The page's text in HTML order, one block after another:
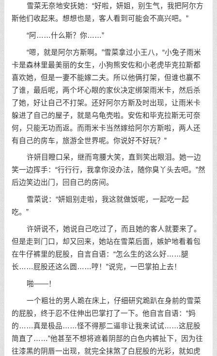
雪菜无奈地安抚她：“好啦，妍姐，别生气，我把阿尔方
斯他们收起来。想想也是，客人看到可能会不高兴吧。”
“阿……什么斯？你……”
“嗯，就是阿尔方斯啊。”雪菜拿过小王八，“小兔子雨米
卡是森林里最美丽的女生，小狗熊安佐和小老虎毕克拉斯都
喜欢她，但是一妻不能嫁二夫。所以他俩打架，但谁也赢不
了谁，最后呢，两个坏心眼的家伙决定绑架雨米卡，然后杀
了她，好让自己不打架。还好阿尔方斯及时出现，让雨米卡
躲进了自己的屋子，就是乌龟壳啦。安佐和毕克拉斯无可奈
何，只能无功而返。而雨米卡当然嫁给阿尔方斯啦，两人还
有自己的房车，旅游全世界呢。你说好不好玩？”
许妍目瞪口呆，继而弯腰大笑，直到笑出眼泪。她一边
笑一边挥手：“行行行，我拿你没办法，随你臭丫头去吧。”然
后边笑边出门，回自己的房间。
雪菜说：“妍姐别走啦，我这就做饭呢，一起吃一起
吃。”
许妍说不，她说自己吃过了，而且她的客人就要来了。
但是走到门口，却又回来，她站在雪菜后面，嫉妒地看着包
在牛仔裤里的屁股，自言自语：“怎么生的这么好……腿
长……屁股还这么圆……哼！”说完，一巴掌拍上去！
啪——！
一个粗壮的男人跪在床上，仔细研究跪趴在身前的雪菜
的屁股，终于忍不住伸出巴掌打了一下。他自言自语：“妈
的……真是极品……怪不得那二逼非让我来试试……这屁股
简直了……”他甚至不想将遮着阴部的白色内裤扯下，因为往
往漆黑的阴唇一出现，就完全抹煞了白屁股的光彩，就如虎